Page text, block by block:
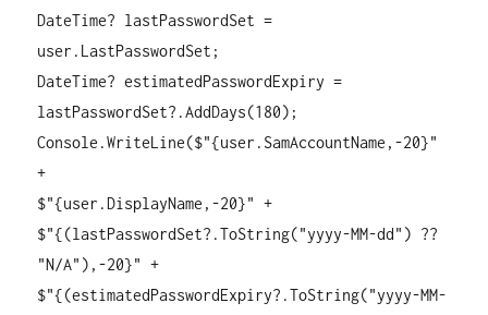
DateTime? lastPasswordSet =
user.LastPasswordSet;
DateTime? estimatedPasswordExpiry =
lastPasswordSet?.AddDays(180);
Console.WriteLine($"{user.SamAccountName,-20}"
+
$"{user.DisplayName,-20}" +
$"{(lastPasswordSet?.ToString("yyyy-MM-dd") ??
"N/A"),-20}" +
$"{(estimatedPasswordExpiry?.ToString("yyyy-MM-